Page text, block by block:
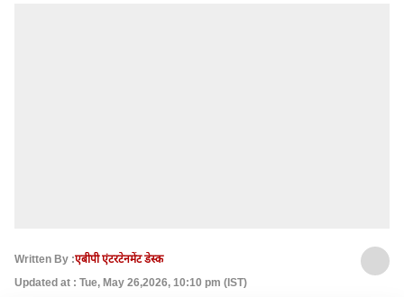
Written By :एबीपी एंटरटेनमेंट डेस्क
Updated at : Tue, May 26,2026, 10:10 pm (IST)